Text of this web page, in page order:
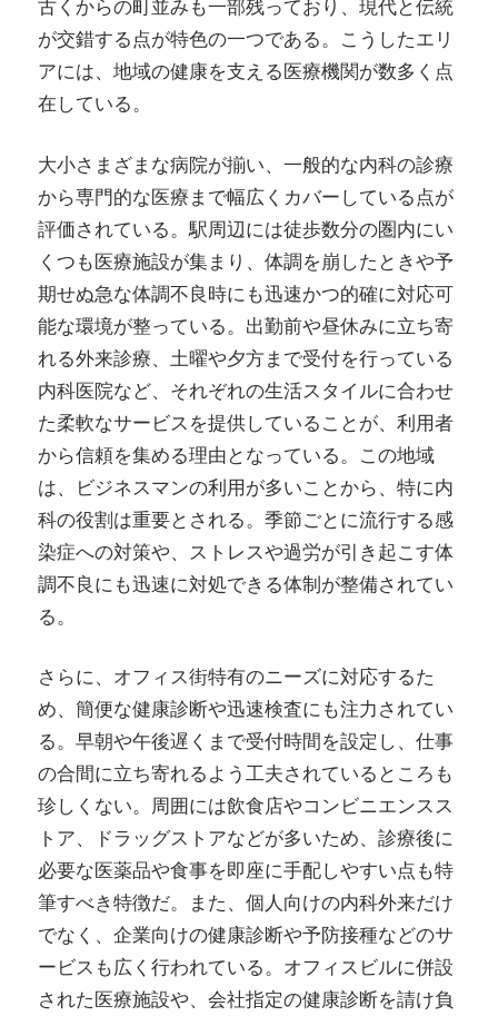
ょ
う！
古くからの町並みも一部残っており、現代と伝統
が交錯する点が特色の一つである。こうしたエリ
アには、地域の健康を支える医療機関が数多く点
在している。
大小さまざまな病院が揃い、一般的な内科の診療
から専門的な医療まで幅広くカバーしている点が
評価されている。駅周辺には徒歩数分の圏内にい
くつも医療施設が集まり、体調を崩したときや予
期せぬ急な体調不良時にも迅速かつ的確に対応可
能な環境が整っている。出勤前や昼休みに立ち寄
れる外来診療、土曜や夕方まで受付を行っている
内科医院など、それぞれの生活スタイルに合わせ
た柔軟なサービスを提供していることが、利用者
から信頼を集める理由となっている。この地域
は、ビジネスマンの利用が多いことから、特に内
科の役割は重要とされる。季節ごとに流行する感
染症への対策や、ストレスや過労が引き起こす体
調不良にも迅速に対処できる体制が整備されてい
る。
さらに、オフィス街特有のニーズに対応するた
め、簡便な健康診断や迅速検査にも注力されてい
る。早朝や午後遅くまで受付時間を設定し、仕事
の合間に立ち寄れるよう工夫されているところも
珍しくない。周囲には飲食店やコンビニエンスス
トア、ドラッグストアなどが多いため、診療後に
必要な医薬品や食事を即座に手配しやすい点も特
筆すべき特徴だ。また、個人向けの内科外来だけ
でなく、企業向けの健康診断や予防接種などのサ
ービスも広く行われている。オフィスビルに併設
された医療施設や、会社指定の健康診断を請け負